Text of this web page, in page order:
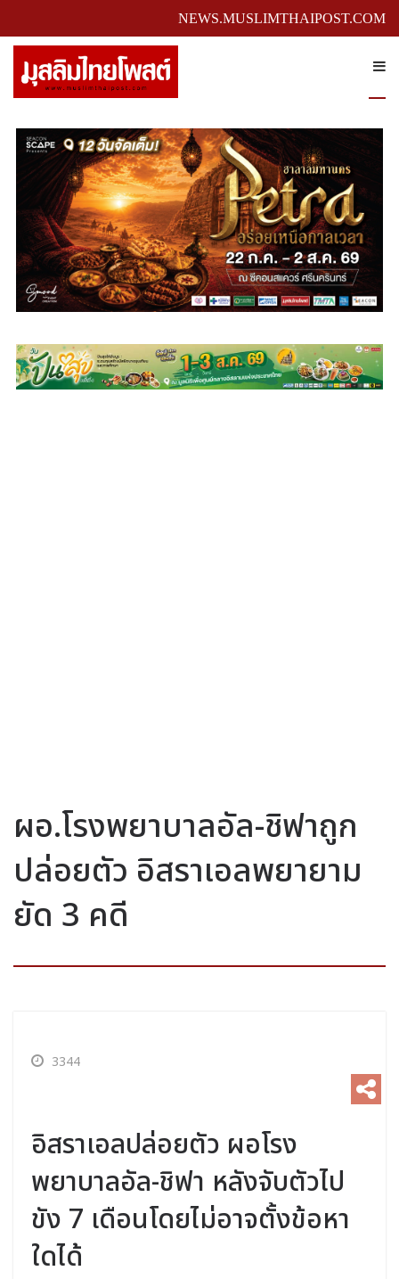
NEWS.MUSLIMTHAIPOST.COM
ผอ.โรงพยาบาลอัล-ชิฟาถูก
ปล่อยตัว อิสราเอลพยายาม
ยัด 3 คดี
3344
อิสราเอลปล่อยตัว ผอโรง
พยาบาลอัล-ชิฟา หลังจับตัวไป
ขัง 7 เดือนโดยไม่อาจตั้งข้อหา
ใดได้